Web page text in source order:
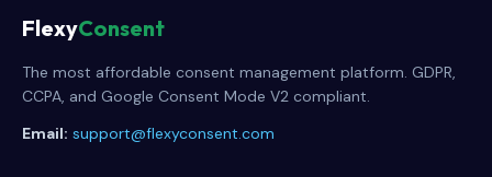
FlexyConsent
The most affordable consent management platform. GDPR,
CCPA, and Google Consent Mode V2 compliant.
Email: support@flexyconsent.com